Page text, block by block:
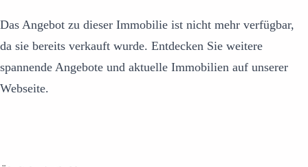
Das Angebot zu dieser Immobilie ist nicht mehr verfügbar,
da sie bereits verkauft wurde. Entdecken Sie weitere
spannende Angebote und aktuelle Immobilien auf unserer
Webseite.